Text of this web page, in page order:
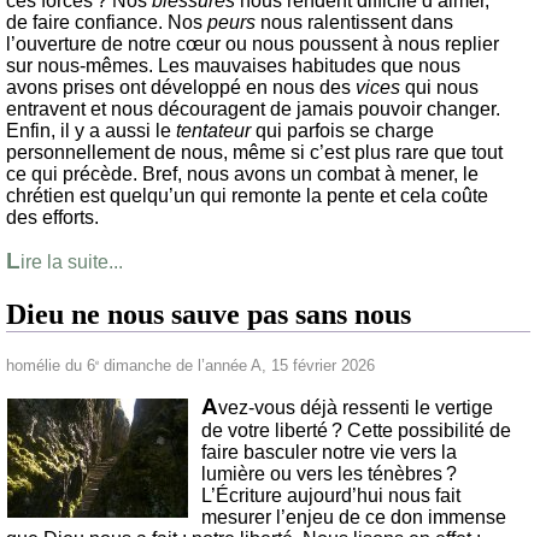
de faire confiance. Nos peurs nous ralentissent dans
l’ouverture de notre cœur ou nous poussent à nous replier
sur nous-mêmes. Les mauvaises habitudes que nous
avons prises ont développé en nous des vices qui nous
entravent et nous découragent de jamais pouvoir changer.
Enfin, il y a aussi le tentateurqui parfois se charge
personnellement de nous, même si c’est plus rare que tout
ce qui précède. Bref, nous avons un combat à mener, le
chrétien est quelqu’un qui remonte la pente et cela coûte
des efforts.
Lire la suite...
Dieu ne nous sauve pas sans nous
homélie du 6e dimanche de l’année A, 15 février 2026
Avez-vous déjà ressenti le vertige
de votre liberté ? Cette possibilité de
faire basculer notre vie vers la
lumière ou vers les ténèbres ?
L’Écriture aujourd’hui nous fait
mesurer l’enjeu de ce don immense